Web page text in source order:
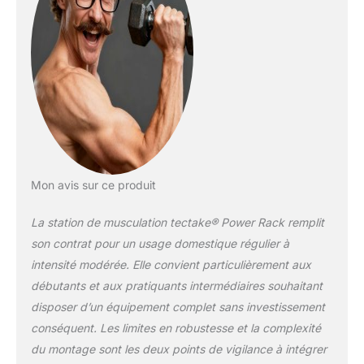
maison ou salle de sport. Travaillez vos
muscles avec confort et sécurité. DES
SUPPORTS AJUSTABLES ET
SÉCURISÉS POUR HALTÈRES: Avec 4
supports à haltères réglables en
hauteur, ce rack est un véritable kit
musculation maison. Les supports
caoutchoutés protègent votre matériel
musculation tout en offrant une prise
stable. Associé aux barres de sécurité
massives, il assure des séances en
TRACTIONS : RENFORCEZ CHAQUE
MUSCLE: Ajoutez des exercices variés
avec les barres pour dips et barres de
traction. Que vous visiez les tractions
musculation ou le renforcement des
abdos, cet appareil musculation maison
est conçu pour répondre à vos objectifs
d’acier offre une stabilité optimale,
Mon avis sur ce produit
La station de musculation tectake® Power Rack remplit
son contrat pour un usage domestique régulier à
intensité modérée. Elle convient particulièrement aux
débutants et aux pratiquants intermédiaires souhaitant
disposer d’un équipement complet sans investissement
conséquent. Les limites en robustesse et la complexité
du montage sont les deux points de vigilance à intégrer